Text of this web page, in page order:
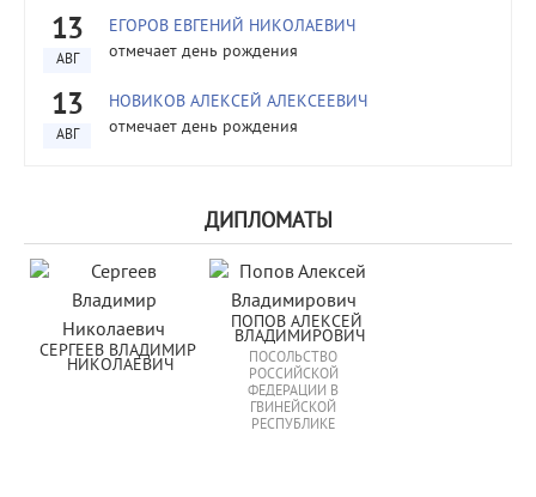
13
АВГ
ЕГОРОВ ЕВГЕНИЙ НИКОЛАЕВИЧ
отмечает день рождения
13
АВГ
НОВИКОВ АЛЕКСЕЙ АЛЕКСЕЕВИЧ
отмечает день рождения
ДИПЛОМАТЫ
СЕРГЕЕВ ВЛАДИМИР
НИКОЛАЕВИЧ
ПОПОВ АЛЕКСЕЙ
ВЛАДИМИРОВИЧ
ПОСОЛЬСТВО
РОССИЙСКОЙ
ФЕДЕРАЦИИ В
ГВИНЕЙСКОЙ
РЕСПУБЛИКЕ